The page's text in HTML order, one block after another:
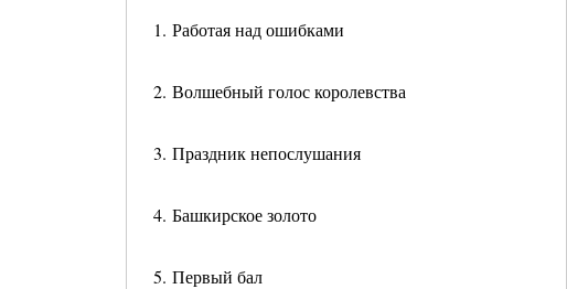
1. Работая над ошибками
2. Волшебный голос королевства
3. Праздник непослушания
4. Башкирское золото
5. Первый бал